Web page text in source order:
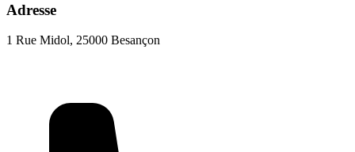
Adresse
1 Rue Midol, 25000 Besançon